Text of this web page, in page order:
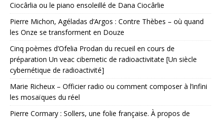
Ciocârlia ou le piano ensoleillé de Dana Ciocârlie
Pierre Michon, Agéladas d’Argos : Contre Thèbes – où quand
les Onze se transforment en Douze
Cinq poèmes d’Ofelia Prodan du recueil en cours de
préparation Un veac cibernetic de radioactivitate [Un siècle
cybernétique de radioactivité]
Marie Richeux – Officier radio ou comment composer à l’infini
les mosaïques du réel
Pierre Cormary : Sollers, une folie française. À propos de